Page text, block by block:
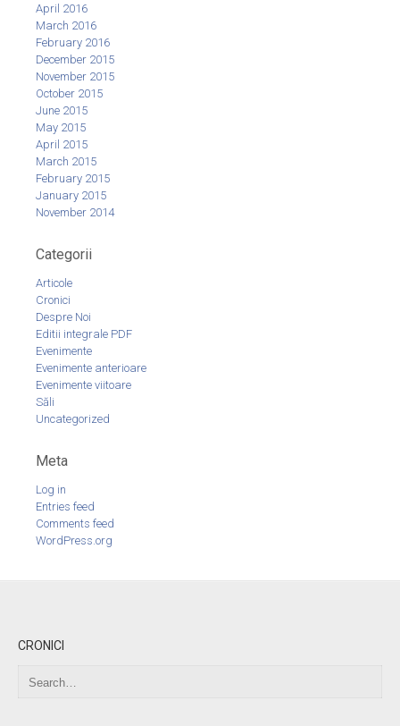
April 2016
March 2016
February 2016
December 2015
November 2015
October 2015
June 2015
May 2015
April 2015
March 2015
February 2015
January 2015
November 2014
Categorii
Articole
Cronici
Despre Noi
Editii integrale PDF
Evenimente
Evenimente anterioare
Evenimente viitoare
Săli
Uncategorized
Meta
Log in
Entries feed
Comments feed
WordPress.org
CRONICI